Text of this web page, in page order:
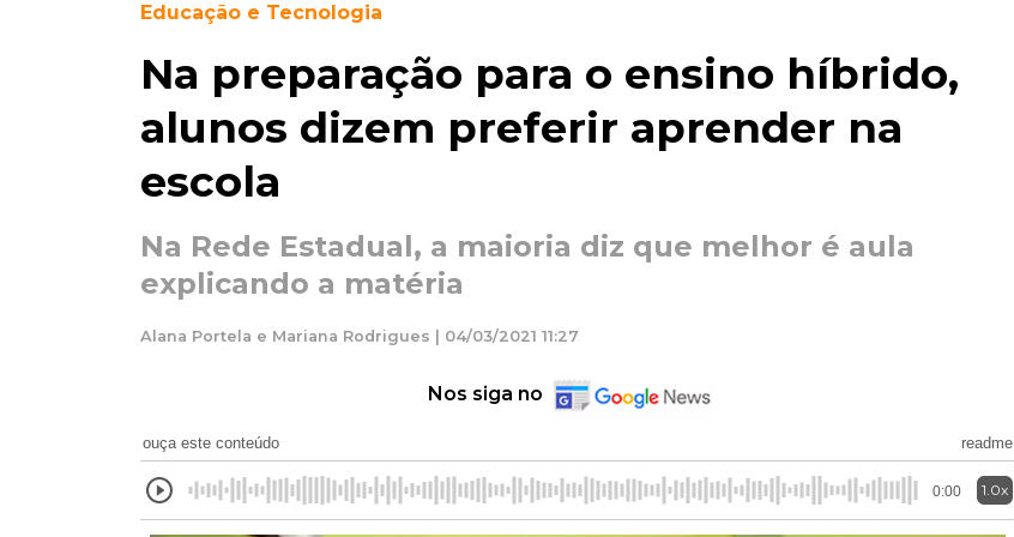
Educação e Tecnologia
Na preparação para o ensino híbrido,
alunos dizem preferir aprender na
escola
Na Rede Estadual, a maioria diz que melhor é aula
explicando a matéria
Alana Portela e Mariana Rodrigues | 04/03/2021 11:27
Nos siga no
ouça este conteúdo readme
0:00 1.0x